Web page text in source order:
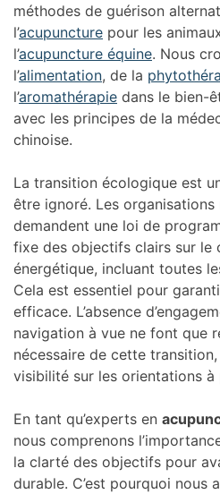
méthodes de guérison
l’acupuncture pour les
l’acupuncture équine. Nous
l’alimentation, de la
l’aromathérapie dans le bien-
avec les principes de la
chinoise.
La transition écologique est
être ignoré. Les organisations
demandent une loi de
fixe des objectifs clairs sur le
énergétique, incluant toutes
Cela est essentiel pour
efficace. L’absence
navigation à vue ne font que
nécessaire de cette
visibilité sur les orientations à
En tant qu’experts en
nous comprenons
la clarté des objectifs pour
durable. C’est pourquoi nous